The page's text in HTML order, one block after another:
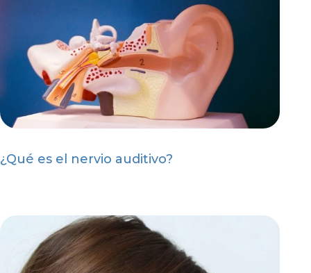
¿Qué es el nervio auditivo?